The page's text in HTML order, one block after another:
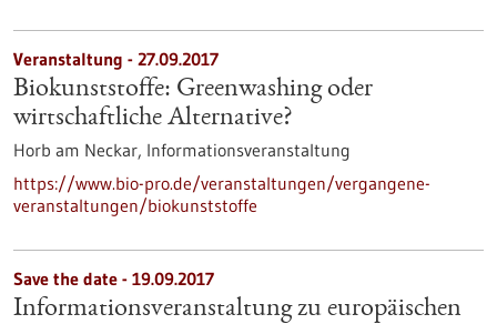
Veranstaltung - 27.09.2017
Biokunststoffe: Greenwashing oder
wirtschaftliche Alternative?
Horb am Neckar, Informationsveranstaltung
https://www.bio-pro.de/veranstaltungen/vergangene-
veranstaltungen/biokunststoffe
Save the date - 19.09.2017
Informationsveranstaltung zu europäischen